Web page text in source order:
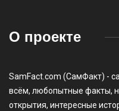
О проекте
SamFact.com (СамФакт) -
всём, любопытные факты,
открытия, интересные